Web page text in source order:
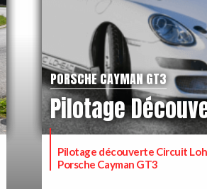
PORSCHE CAYMAN GT3
Pilotage
Pilotage découverte Circuit
Porsche Cayman GT3